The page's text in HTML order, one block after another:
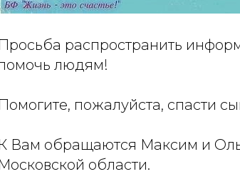
распространить
людям!
пожалуйста, спасти
Вам обращаются Максим и
области.